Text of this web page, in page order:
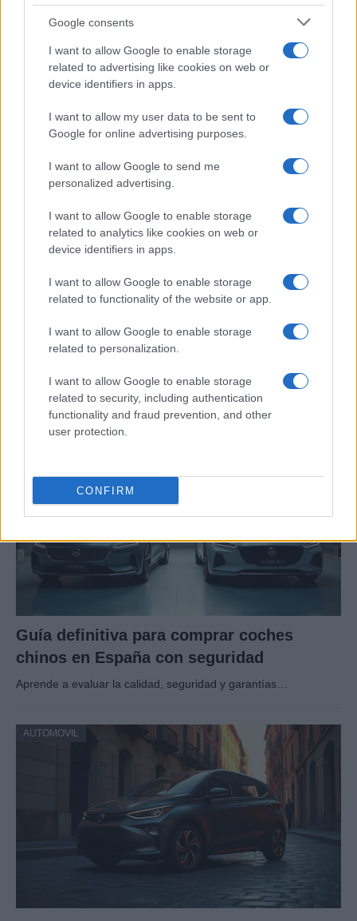
Google consents
I want to allow Google to enable storage
related to advertising like cookies on web or
device identifiers in apps.
I want to allow my user data to be sent to
Google for online advertising purposes.
I want to allow Google to send me
personalized advertising.
I want to allow Google to enable storage
related to analytics like cookies on web or
device identifiers in apps.
I want to allow Google to enable storage
related to functionality of the website or app.
I want to allow Google to enable storage
related to personalization.
I want to allow Google to enable storage
related to security, including authentication
functionality and fraud prevention, and other
user protection.
CONFIRM
Cómo obtener el permiso internacional
para conducir y viajar por todo el mundo
Cómo pagar multas de tráfico de manera
Según registros de la DGT en 2019 se…
Guía definitiva para comprar coches
chinos en España con seguridad
Aprende a evaluar la calidad, seguridad y garantías…
AUTOMOVIL